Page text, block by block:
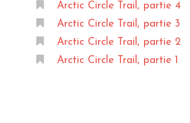
Arctic Circle Trail, partie 4
Arctic Circle Trail, partie 3
Arctic Circle Trail, partie 2
Arctic Circle Trail, partie 1